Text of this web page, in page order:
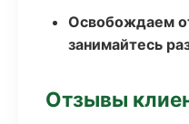
Освобождаем
занимайтесь
Отзывы